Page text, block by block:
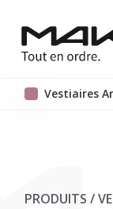
Vestiaires
PRODUITS /